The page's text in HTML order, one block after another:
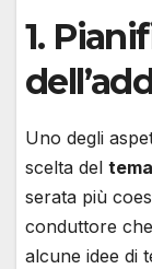
1.
Uno degli
scelta del tema
serata più
conduttore
alcune idee di